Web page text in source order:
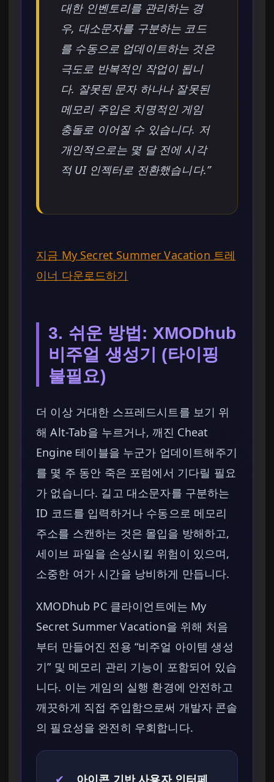
대한 인벤토리를 관리하는 경
우, 대소문자를 구분하는 코드
를 수동으로 업데이트하는 것은
극도로 반복적인 작업이 됩니
다. 잘못된 문자 하나나 잘못된
메모리 주입은 치명적인 게임
충돌로 이어질 수 있습니다. 저
개인적으로는 몇 달 전에 시각
적 UI 인젝터로 전환했습니다.”
지금 My Secret Summer Vacation 트레
이너 다운로드하기
3. 쉬운 방법: XMODhub
비주얼 생성기 (타이핑
불필요)
더 이상 거대한 스프레드시트를 보기 위
해 Alt-Tab을 누르거나, 깨진 Cheat
Engine 테이블을 누군가 업데이트해주기
를 몇 주 동안 죽은 포럼에서 기다릴 필요
가 없습니다. 길고 대소문자를 구분하는
ID 코드를 입력하거나 수동으로 메모리
주소를 스캔하는 것은 몰입을 방해하고,
세이브 파일을 손상시킬 위험이 있으며,
소중한 여가 시간을 낭비하게 만듭니다.
XMODhub PC 클라이언트에는 My
Secret Summer Vacation을 위해 처음
부터 만들어진 전용 “비주얼 아이템 생성
기” 및 메모리 관리 기능이 포함되어 있습
니다. 이는 게임의 실행 환경에 안전하고
깨끗하게 직접 주입함으로써 개발자 콘솔
의 필요성을 완전히 우회합니다.